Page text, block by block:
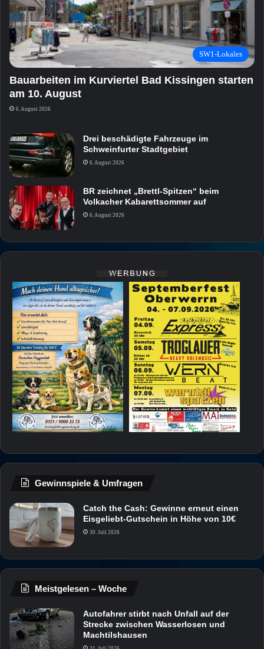
SW1-Lokales
Bauarbeiten im Kurviertel Bad Kissingen starten
am 10. August
6. August 2026
Drei beschädigte Fahrzeuge im
Schweinfurter Stadtgebiet
6. August 2026
BR zeichnet „Brettl-Spitzen“ beim
Volkacher Kabarettsommer auf
6. August 2026
Gewinnspiele & Umfragen
Catch the Cash: Gewinne erneut einen
Eisgeliebt-Gutschein in Höhe von 10€
30. Juli 2026
Meistgelesen – Woche
Autofahrer stirbt nach Unfall auf der
Strecke zwischen Wasserlosen und
Machtilshausen